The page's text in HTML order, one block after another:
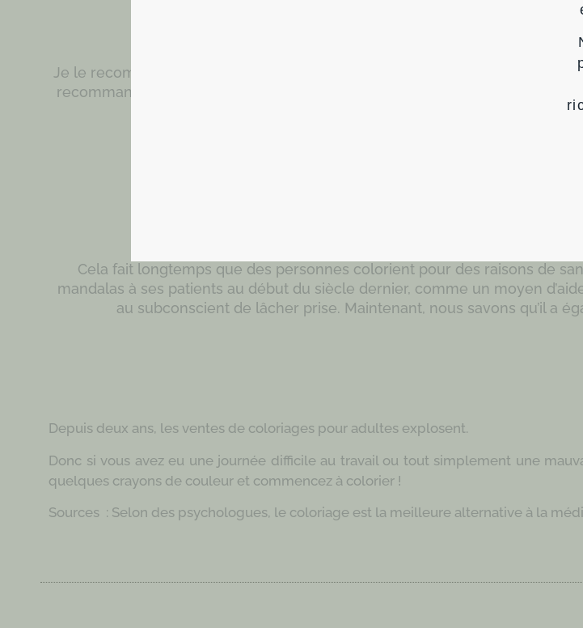
Je le recommande comme une technique de relaxation. Nous l’utilisons
recommande de le faire dans un environnement calme, même avec de la
Cela fait longtemps que des personnes colorient pour des raisons de
mandalas à ses patients au début du siècle dernier, comme un moyen
au subconscient de lâcher prise. Maintenant, nous savons qu’il a
Depuis deux ans, les ventes de coloriages pour adultes explosent.
Donc si vous avez eu une journée difficile au travail ou tout simplement une
quelques crayons de couleur et commencez à colorier !
Sources : Selon des psychologues, le coloriage est la meilleure alternative à la